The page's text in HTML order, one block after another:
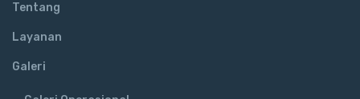
Tentang
Layanan
Galeri